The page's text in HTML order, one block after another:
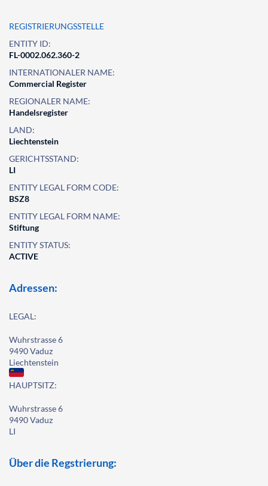
REGISTRIERUNGSSTELLE
ENTITY ID:
FL-0002.062.360-2
INTERNATIONALER NAME:
Commercial Register
REGIONALER NAME:
Handelsregister
LAND:
Liechtenstein
GERICHTSSTAND:
LI
ENTITY LEGAL FORM CODE:
BSZ8
ENTITY LEGAL FORM NAME:
Stiftung
ENTITY STATUS:
ACTIVE
Adressen:
LEGAL:
Wuhrstrasse 6
9490 Vaduz
Liechtenstein
HAUPTSITZ:
Wuhrstrasse 6
9490 Vaduz
LI
Über die Regstrierung: